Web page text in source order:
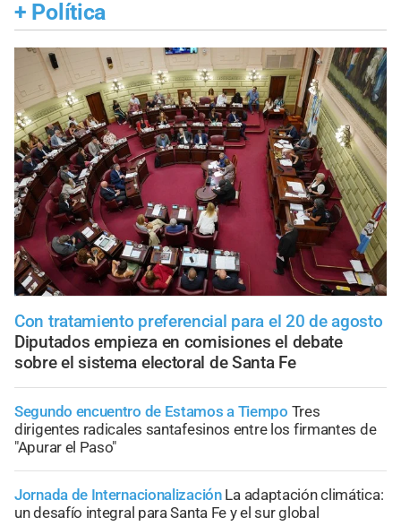
+ Política
Con tratamiento preferencial para el 20 de agosto
Diputados empieza en comisiones el debate
sobre el sistema electoral de Santa Fe
Segundo encuentro de Estamos a Tiempo Tres
dirigentes radicales santafesinos entre los firmantes de
"Apurar el Paso"
Jornada de Internacionalización La adaptación climática:
un desafío integral para Santa Fe y el sur global